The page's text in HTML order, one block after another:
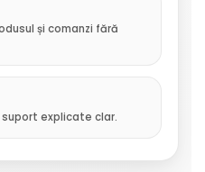
și comanzi fără
explicate clar.